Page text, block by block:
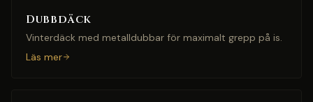
Dubbdäck
Vinterdäck med metalldubbar för maximalt grepp på is.
Läs mer